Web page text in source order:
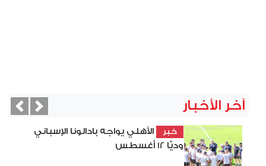
آخر الأخبار
خبر
الأهلي يواجه بادالونا الإسباني
وديًّا 12 أغسطس
Next